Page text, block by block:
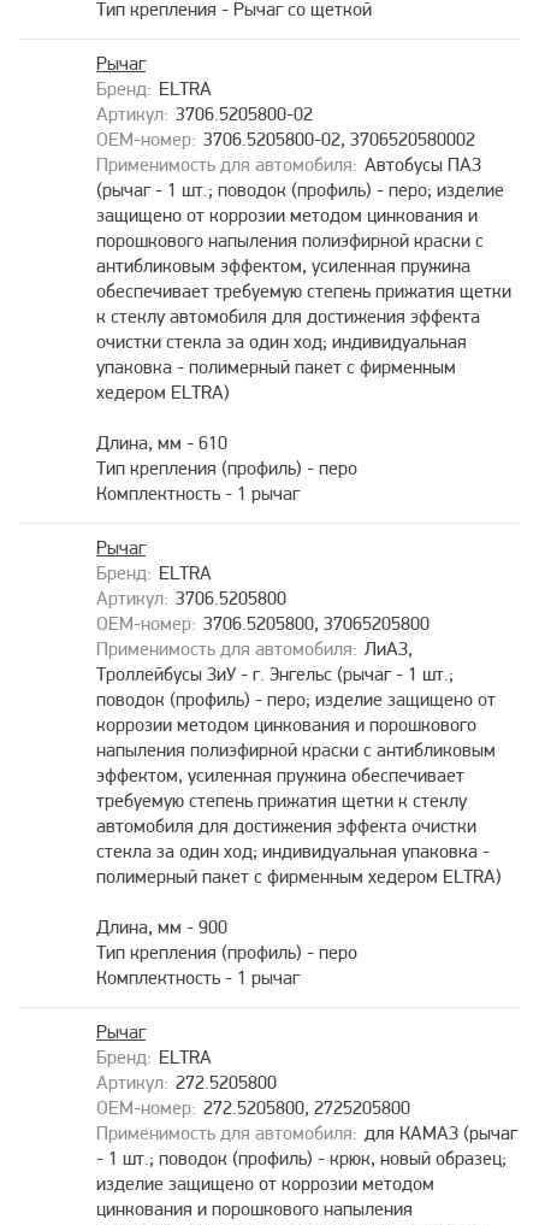
Тип крепления - Рычаг со щеткой
ELTRA
3706.5205800-02
3706.5205800-02, 3706520580002
Рычаг
Автобусы ПАЗ
(рычаг - 1 шт.; поводок (профиль) - перо; изделие
защищено от коррозии методом цинкования и
порошкового напыления полиэфирной краски с
антибликовым эффектом, усиленная пружина
обеспечивает требуемую степень прижатия щетки
к стеклу автомобиля для достижения эффекта
очистки стекла за один ход; индивидуальная
упаковка - полимерный пакет с фирменным
хедером ELTRA)
Длина, мм - 610
Тип крепления (профиль) - перо
Комплектность - 1 рычаг
ELTRA
3706.5205800
3706.5205800, 37065205800
Рычаг
ЛиАЗ,
Троллейбусы ЗиУ - г. Энгельс (рычаг - 1 шт.;
поводок (профиль) - перо; изделие защищено от
коррозии методом цинкования и порошкового
напыления полиэфирной краски с антибликовым
эффектом, усиленная пружина обеспечивает
требуемую степень прижатия щетки к стеклу
автомобиля для достижения эффекта очистки
стекла за один ход; индивидуальная упаковка -
полимерный пакет с фирменным хедером ELTRA)
Длина, мм - 900
Тип крепления (профиль) - перо
Комплектность - 1 рычаг
ELTRA
272.5205800
272.5205800, 2725205800
Рычаг
для КАМАЗ (рычаг
- 1 шт.; поводок (профиль) - крюк, новый образец;
изделие защищено от коррозии методом
цинкования и порошкового напыления